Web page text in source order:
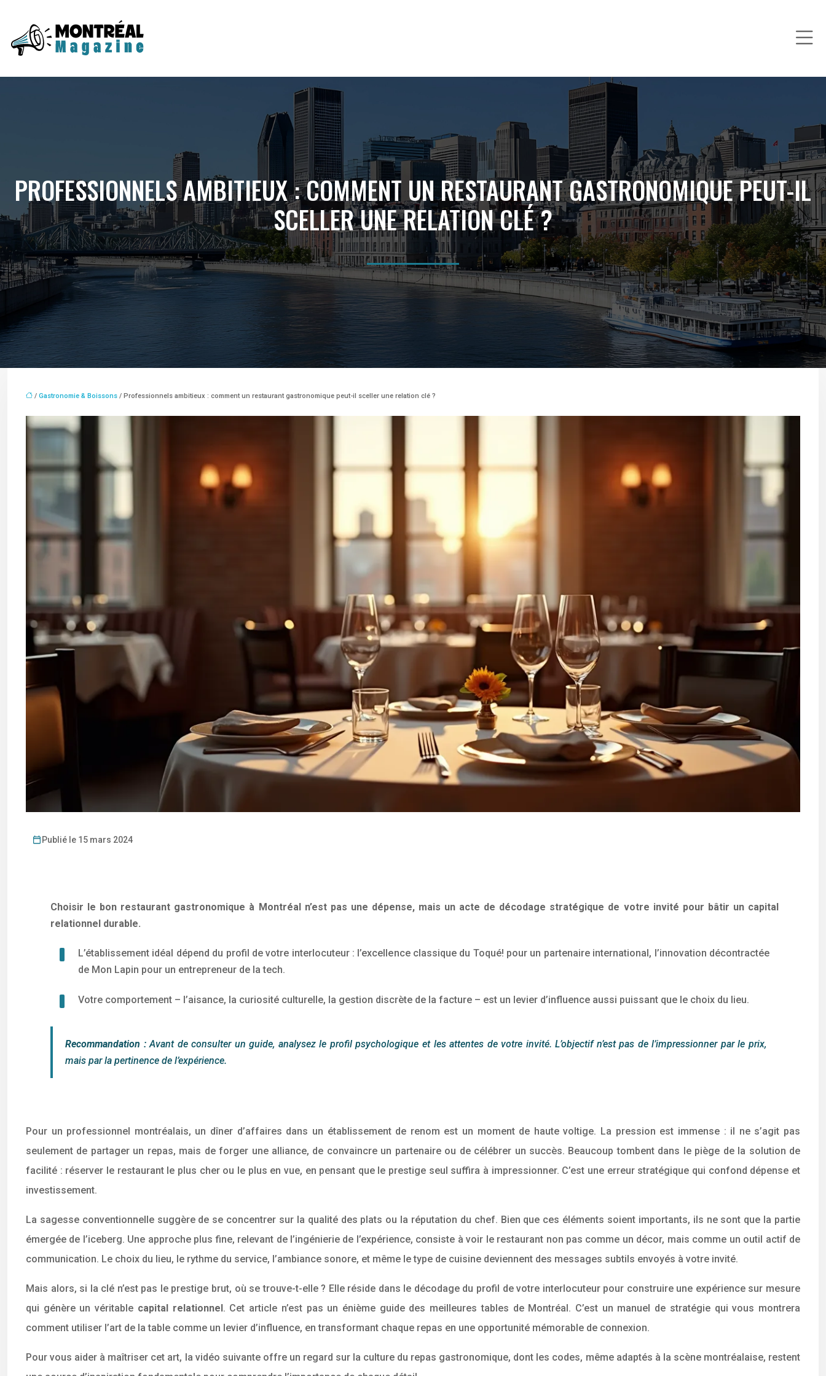
PROFESSIONNELS AMBITIEUX : COMMENT UN RESTAURANT GASTRONOMIQUE PEUT-IL
SCELLER UNE RELATION CLÉ ?
/ Gastronomie & Boissons / Professionnels ambitieux : comment un restaurant gastronomique peut-il sceller une relation clé ?
Publié le 15 mars 2024
Choisir le bon restaurant gastronomique à Montréal n’est pas une dépense, mais un acte de décodage stratégique de votre invité pour bâtir un capital
relationnel durable.
L’établissement idéal dépend du profil de votre interlocuteur : l’excellence classique du Toqué! pour un partenaire international, l’innovation décontractée
de Mon Lapin pour un entrepreneur de la tech.
Votre comportement – l’aisance, la curiosité culturelle, la gestion discrète de la facture – est un levier d’influence aussi puissant que le choix du lieu.
Recommandation :Avant de consulter un guide, analysez le profil psychologique et les attentes de votre invité. L’objectif n’est pas de l’impressionner par le prix,
mais par la pertinence de l’expérience.
Pour un professionnel montréalais, un dîner d’affaires dans un établissement de renom est un moment de haute voltige. La pression est immense : il ne s’agit pas
seulement de partager un repas, mais de forger une alliance, de convaincre un partenaire ou de célébrer un succès. Beaucoup tombent dans le piège de la solution de
facilité : réserver le restaurant le plus cher ou le plus en vue, en pensant que le prestige seul suffira à impressionner. C’est une erreur stratégique qui confond dépense et
investissement.
La sagesse conventionnelle suggère de se concentrer sur la qualité des plats ou la réputation du chef. Bien que ces éléments soient importants, ils ne sont que la partie
émergée de l’iceberg. Une approche plus fine, relevant de l’ingénierie de l’expérience, consiste à voir le restaurant non pas comme un décor, mais comme un outil actif de
communication. Le choix du lieu, le rythme du service, l’ambiance sonore, et même le type de cuisine deviennent des messages subtils envoyés à votre invité.
Mais alors, si la clé n’est pas le prestige brut, où se trouve-t-elle ? Elle réside dans le décodage du profil de votre interlocuteur pour construire une expérience sur mesure
qui génère un véritable capital relationnel. Cet article n’est pas un énième guide des meilleures tables de Montréal. C’est un manuel de stratégie qui vous montrera
comment utiliser l’art de la table comme un levier d’influence, en transformant chaque repas en une opportunité mémorable de connexion.
Pour vous aider à maîtriser cet art, la vidéo suivante offre un regard sur la culture du repas gastronomique, dont les codes, même adaptés à la scène montréalaise, restent